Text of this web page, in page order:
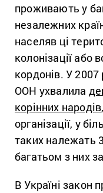
проживають у
незалежних
населяв ці
колонізації або
кордонів. У
ООН ухвалила
корінних народів
організації, у
таких належать
багатьом з них
В Україні закон